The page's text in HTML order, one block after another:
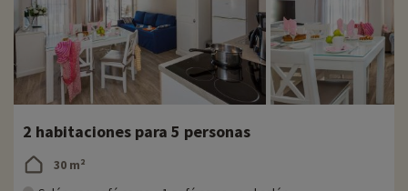
2 habitaciones para 5 personas
30 m²